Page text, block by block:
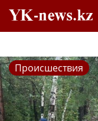
Происшествия